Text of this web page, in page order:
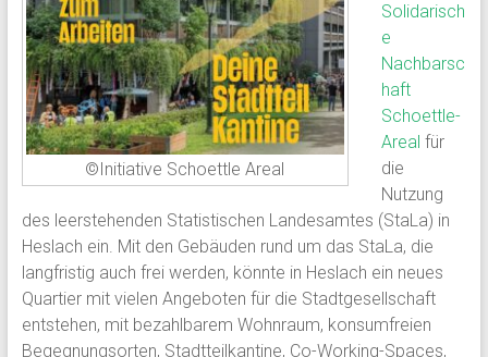
©Initiative Schoettle Areal
Solidarisch
e
Nachbarsc
haft
Schoettle-
Areal für
die
Nutzung
des leerstehenden Statistischen Landesamtes (StaLa) in
Heslach ein. Mit den Gebäuden rund um das StaLa, die
langfristig auch frei werden, könnte in Heslach ein neues
Quartier mit vielen Angeboten für die Stadtgesellschaft
entstehen, mit bezahlbarem Wohnraum, konsumfreien
Begegnungsorten, Stadtteilkantine, Co-Working-Spaces,